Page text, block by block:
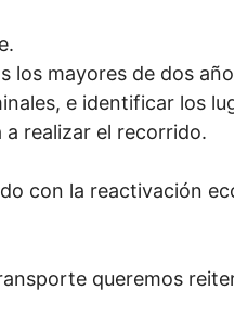
los mayores de dos
e identificar los
a realizar el recorrido.
con la reactivación
queremos